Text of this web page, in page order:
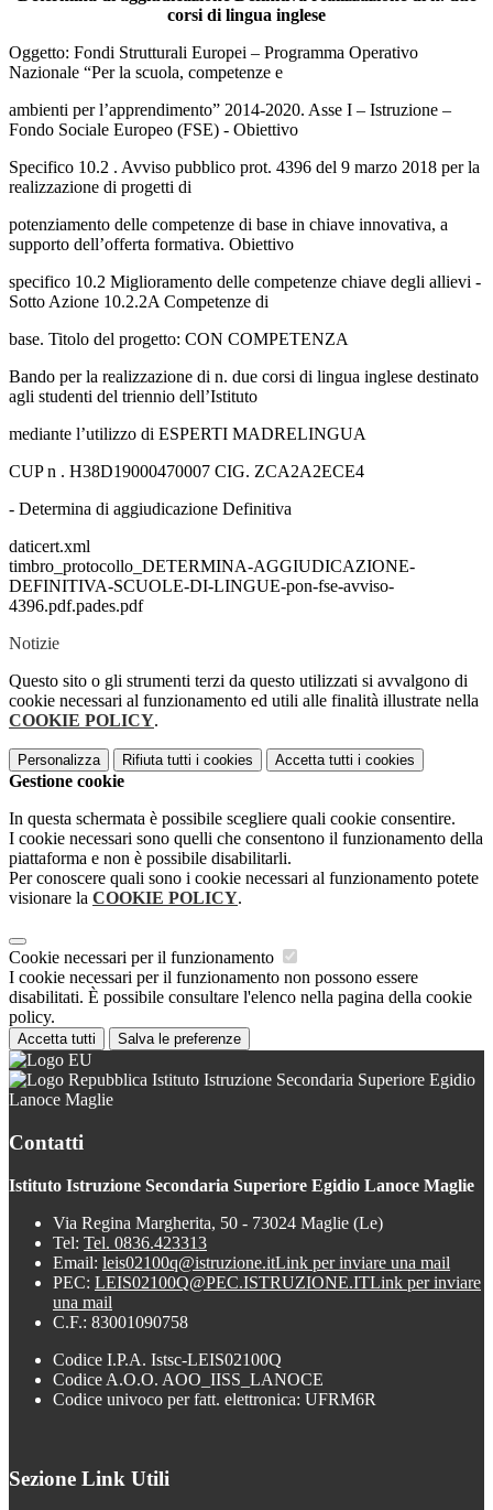
corsi di lingua inglese
Oggetto: Fondi Strutturali Europei – Programma Operativo
Nazionale “Per la scuola, competenze e
ambienti per l’apprendimento” 2014-2020. Asse I – Istruzione –
Fondo Sociale Europeo (FSE) - Obiettivo
Specifico 10.2 . Avviso pubblico prot. 4396 del 9 marzo 2018 per la
realizzazione di progetti di
potenziamento delle competenze di base in chiave innovativa, a
supporto dell’offerta formativa. Obiettivo
specifico 10.2 Miglioramento delle competenze chiave degli allievi -
Sotto Azione 10.2.2A Competenze di
base. Titolo del progetto: CON COMPETENZA
Bando per la realizzazione di n. due corsi di lingua inglese destinato
agli studenti del triennio dell’Istituto
mediante l’utilizzo di ESPERTI MADRELINGUA
CUP n . H38D19000470007 CIG. ZCA2A2ECE4
- Determina di aggiudicazione Definitiva
daticert.xml
timbro_protocollo_DETERMINA-AGGIUDICAZIONE-
DEFINITIVA-SCUOLE-DI-LINGUE-pon-fse-avviso-
4396.pdf.pades.pdf
Notizie
Questo sito o gli strumenti terzi da questo utilizzati si avvalgono di
cookie necessari al funzionamento ed utili alle finalità illustrate nella
COOKIE POLICY.
Personalizza Rifiuta tutti i cookies Accetta tutti i cookies
Gestione cookie
In questa schermata è possibile scegliere quali cookie consentire.
I cookie necessari sono quelli che consentono il funzionamento della
piattaforma e non è possibile disabilitarli.
Per conoscere quali sono i cookie necessari al funzionamento potete
visionare la COOKIE POLICY.
Cookie necessari per il funzionamento
I cookie necessari per il funzionamento non possono essere
disabilitati. È possibile consultare l'elenco nella pagina della cookie
policy.
Accetta tutti Salva le preferenze
Istituto Istruzione Secondaria Superiore Egidio
Lanoce Maglie
Contatti
Istituto Istruzione Secondaria Superiore Egidio Lanoce Maglie
Via Regina Margherita, 50 - 73024 Maglie (Le)
Tel: Tel. 0836.423313
Email: leis02100q@istruzione.itLink per inviare una mail
PEC: LEIS02100Q@PEC.ISTRUZIONE.ITLink per inviare
una mail
C.F.: 83001090758
Codice I.P.A. Istsc-LEIS02100Q
Codice A.O.O. AOO_IISS_LANOCE
Codice univoco per fatt. elettronica: UFRM6R
Sezione Link Utili